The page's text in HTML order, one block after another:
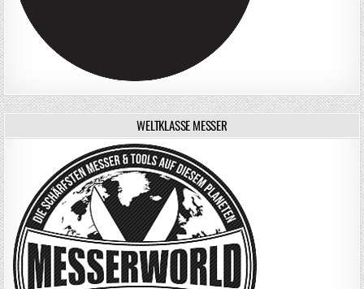
WELTKLASSE MESSER